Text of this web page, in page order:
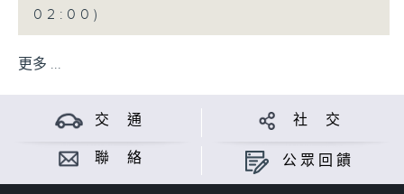
02:00)
更多 ...
交 通 社 交
聯 絡 公眾回饋